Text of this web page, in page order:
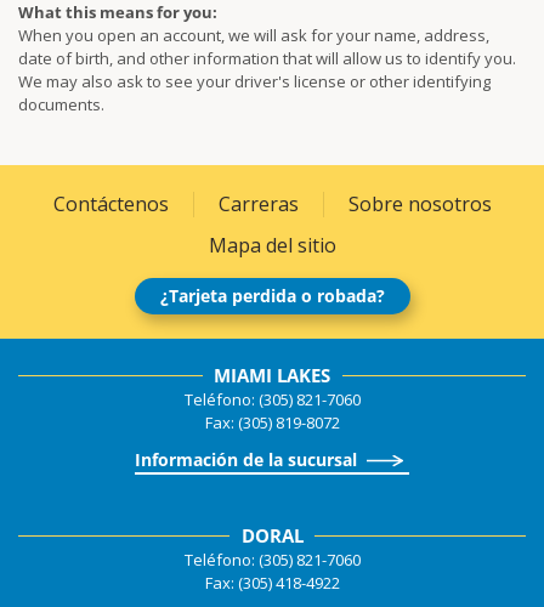
What this means for you:
When you open an account, we will ask for your name, address,
date of birth, and other information that will allow us to identify you.
We may also ask to see your driver's license or other identifying
documents.
Contáctenos Carreras
Sobre nosotros
Mapa del sitio
¿Tarjeta perdida o robada?
MIAMI LAKES
Teléfono: (305) 821-7060
Fax: (305) 819-8072
Información de la sucursal
DORAL
Teléfono: (305) 821-7060
Fax: (305) 418-4922